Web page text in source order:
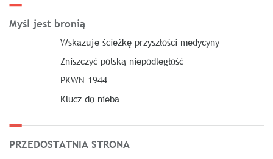
Myśl jest bronią
Wskazuje ścieżkę przyszłości medycyny
Zniszczyć polską niepodległość
PKWN 1944
Klucz do nieba
PRZEDOSTATNIA STRONA